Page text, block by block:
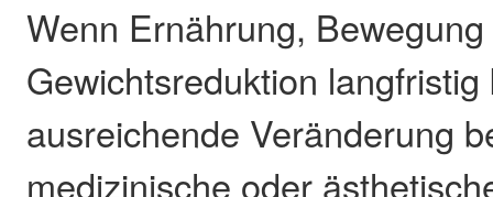
Wenn Ernährung,
Gewichtsreduktion langfristig
ausreichende Veränderung
medizinische oder